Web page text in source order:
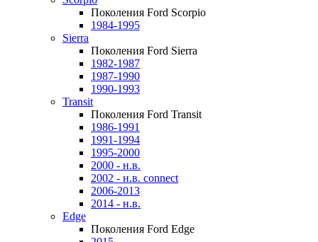
Поколения Ford Scorpio
1984-1995
Sierra
Поколения Ford Sierra
1982-1987
1987-1990
1990-1993
Transit
Поколения Ford Transit
1986-1991
1991-1994
1995-2000
2000 - н.в.
2002 - н.в. connect
2006-2013
2014 - н.в.
Edge
Поколения Ford Edge